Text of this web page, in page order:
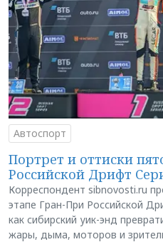
Автоспорт
Портрет и оттиски
Российской Дрифт
Корреспондент sibnovosti.ru
этапе Гран-При Российской
как сибирский уик-энд
жары, дыма, моторов и